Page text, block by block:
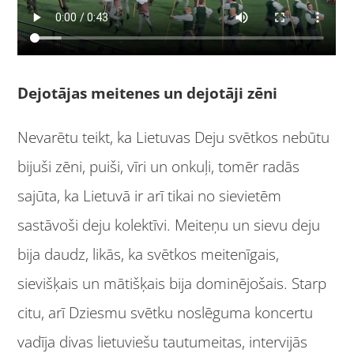
Dejotājas meitenes un dejotāji zēni
Nevarētu teikt, ka Lietuvas Deju svētkos nebūtu
bijuši zēni, puiši, vīri un onkuļi, tomēr radās
sajūta, ka Lietuvā ir arī tikai no sievietēm
sastāvoši deju kolektīvi. Meiteņu un sievu deju
bija daudz, likās, ka svētkos meitenīgais,
sievišķais un mātišķais bija dominējošais. Starp
citu, arī Dziesmu svētku noslēguma koncertu
vadīja divas lietuviešu tautumeitas, intervijās